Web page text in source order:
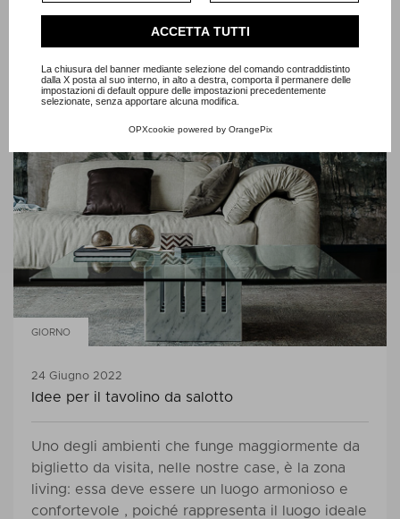
Consulta l'informativa cookie completa.
ACCETTA TUTTI
La chiusura del banner mediante selezione del comando contraddistinto
dalla X posta al suo interno, in alto a destra, comporta il permanere delle
impostazioni di default oppure delle impostazioni precedentemente
selezionate, senza apportare alcuna modifica.
OPXcookie powered by OrangePix
protagonista), ma anche decoder, consolle, libri
e oggetti decorativi. Deve quindi essere
funzionale, proporzionato, esteticamente
coerente con il resto dell’arredamento.
GIORNO
24 Giugno 2022
Idee per il tavolino da salotto
Uno degli ambienti che funge maggiormente da
biglietto da visita, nelle nostre case, è la zona
living: essa deve essere un luogo armonioso e
confortevole , poiché rappresenta il luogo ideale